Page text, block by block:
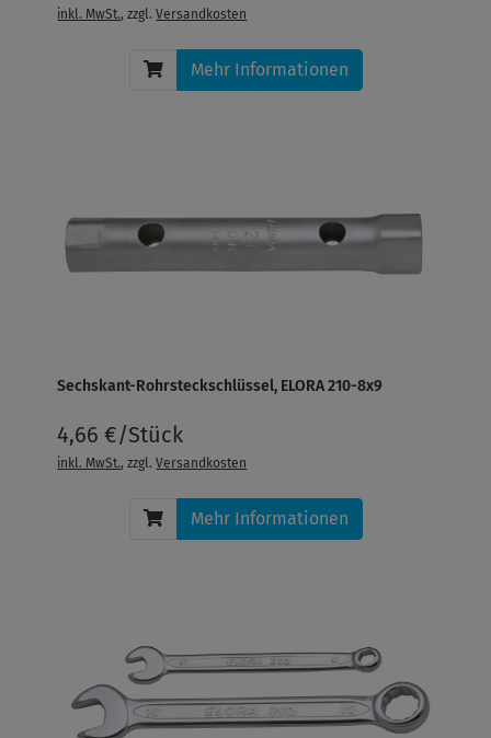
inkl. MwSt., zzgl.Versandkosten
Mehr Informationen
Sechskant-Rohrsteckschlüssel, ELORA 210-8x9
4,66 €/Stück
inkl. MwSt., zzgl.Versandkosten
Mehr Informationen